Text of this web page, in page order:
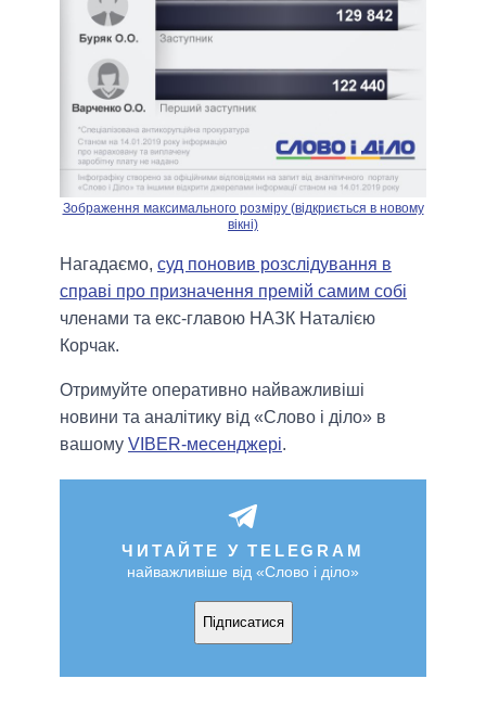
Зображення максимального розміру (відкриється в новому
вікні)
Нагадаємо, суд поновив розслідування в
справі про призначення премій самим собі
членами та екс-главою НАЗК Наталією
Корчак.
Отримуйте оперативно найважливіші
новини та аналітику від «Слово і діло» в
вашому VIBER-месенджері.
ЧИТАЙТЕ У TELEGRAM
найважливіше від «Слово і діло»
Підписатися